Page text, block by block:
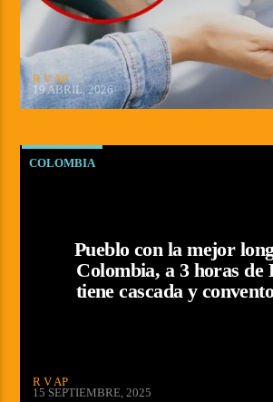
R V AP
19 ABRIL, 2026
COLOMBIA
Pueblo con la mejor
Colombia, a 3 horas de
tiene cascada y
R V AP
15 SEPTIEMBRE, 2025